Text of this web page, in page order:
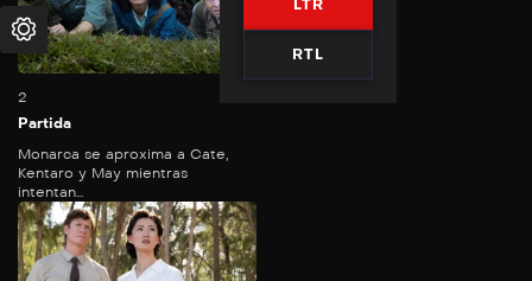
mins
2
Partida
Monarca se aproxima a Cate,
Kentaro y May mientras
intentan...
LTR
RTL